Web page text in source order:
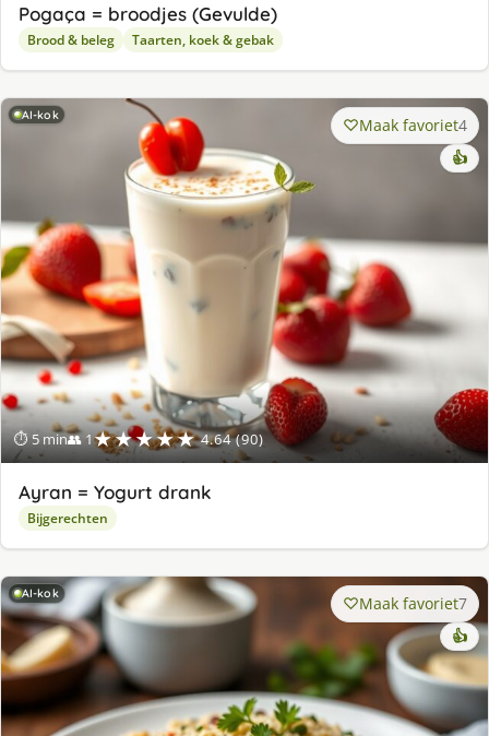
Pogaça = broodjes (Gevulde)
Brood & beleg Taarten, koek & gebak
AI-kok
⏱ 5 min👥 1★★★★★ 4.64 (90)
Maak favoriet4
👍
Ayran = Yogurt drank
Bijgerechten
AI-kok Maak favoriet7
👍